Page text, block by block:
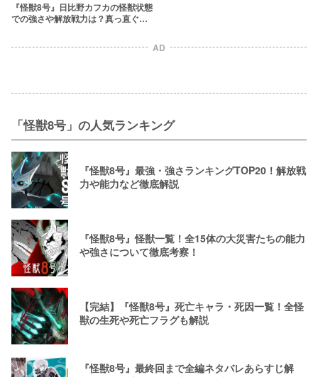
『怪獣8号』日比野カフカの怪獣状態
での強さや解放戦力は？真っ直ぐさ
AD
「怪獣8号」の人気ランキング
『怪獣8号』最強・強さランキングTOP20！解放戦
力や能力など徹底解説
『怪獣8号』怪獣一覧！全15体の大災害たちの能力
や強さについて徹底考察！
【完結】『怪獣8号』死亡キャラ・死因一覧！全怪
獣の生死や死亡フラグも解説
『怪獣8号』最終回まで全編ネタバレあらすじ解